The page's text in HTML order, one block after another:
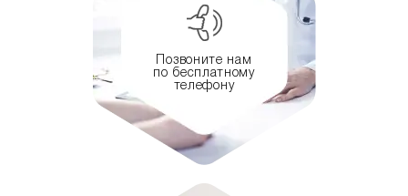
Позвоните нам
по бесплатному
телефону